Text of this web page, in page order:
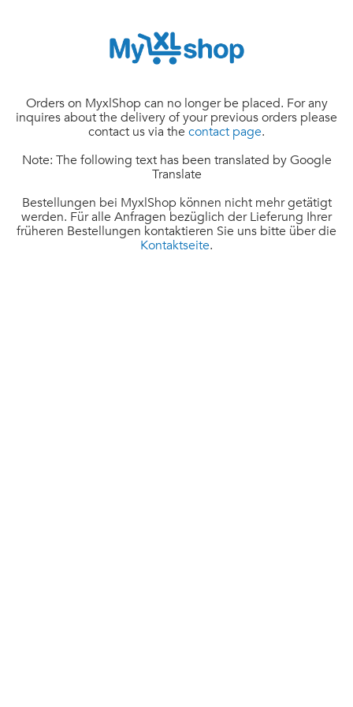
Orders on MyxlShop can no longer be placed. For any
inquires about the delivery of your previous orders please
contact us via the contact page.
Note: The following text has been translated by Google
Translate
Bestellungen bei MyxlShop können nicht mehr getätigt
werden. Für alle Anfragen bezüglich der Lieferung Ihrer
früheren Bestellungen kontaktieren Sie uns bitte über die
Kontaktseite.